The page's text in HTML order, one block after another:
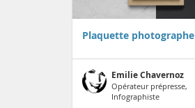
Plaquette photographe
Emilie Chavernoz
Opérateur prépresse,
Infographiste